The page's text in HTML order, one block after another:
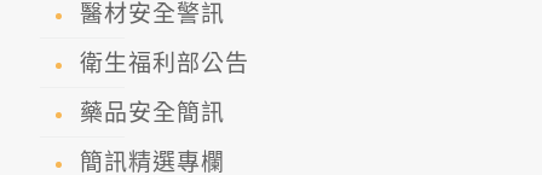
醫材安全警訊
衛生福利部公告
藥品安全簡訊
簡訊精選專欄